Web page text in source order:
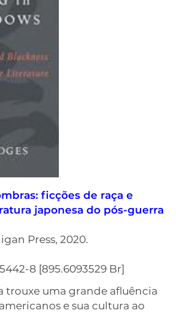
ficções de raça e
japonesa do pós-guerra
Press, 2020.
8 [895.6093529 Br]
trouxe uma grande afluência
e sua cultura ao